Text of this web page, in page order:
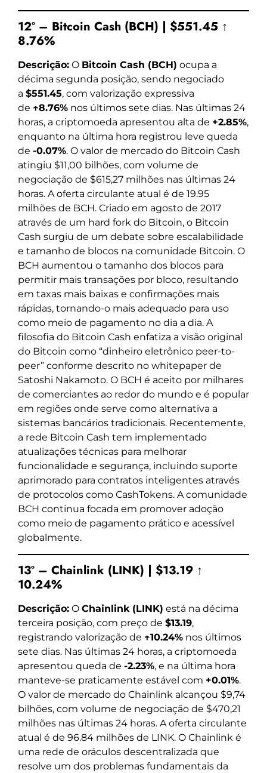
12º – Bitcoin Cash (BCH) | $551.45 ↑
8.76%
Descrição: O Bitcoin Cash (BCH) ocupa a
décima segunda posição, sendo negociado
a $551.45, com valorização expressiva
de ↑8.76% nos últimos sete dias. Nas últimas 24
horas, a criptomoeda apresentou alta de +2.85%,
enquanto na última hora registrou leve queda
de -0.07%. O valor de mercado do Bitcoin Cash
atingiu $11,00 bilhões, com volume de
negociação de $615,27 milhões nas últimas 24
horas. A oferta circulante atual é de 19.95
milhões de BCH. Criado em agosto de 2017
através de um hard fork do Bitcoin, o Bitcoin
Cash surgiu de um debate sobre escalabilidade
e tamanho de blocos na comunidade Bitcoin. O
BCH aumentou o tamanho dos blocos para
permitir mais transações por bloco, resultando
em taxas mais baixas e confirmações mais
rápidas, tornando-o mais adequado para uso
como meio de pagamento no dia a dia. A
filosofia do Bitcoin Cash enfatiza a visão original
do Bitcoin como “dinheiro eletrônico peer-to-
peer” conforme descrito no whitepaper de
Satoshi Nakamoto. O BCH é aceito por milhares
de comerciantes ao redor do mundo e é popular
em regiões onde serve como alternativa a
sistemas bancários tradicionais. Recentemente,
a rede Bitcoin Cash tem implementado
atualizações técnicas para melhorar
funcionalidade e segurança, incluindo suporte
aprimorado para contratos inteligentes através
de protocolos como CashTokens. A comunidade
BCH continua focada em promover adoção
como meio de pagamento prático e acessível
globalmente.
13º – Chainlink (LINK) | $13.19 ↑
10.24%
Descrição: O Chainlink (LINK) está na décima
terceira posição, com preço de $13.19,
registrando valorização de ↑10.24% nos últimos
sete dias. Nas últimas 24 horas, a criptomoeda
apresentou queda de -2.23%, e na última hora
manteve-se praticamente estável com +0.01%.
O valor de mercado do Chainlink alcançou $9,74
bilhões, com volume de negociação de $470,21
milhões nas últimas 24 horas. A oferta circulante
atual é de 96.84 milhões de LINK. O Chainlink é
uma rede de oráculos descentralizada que
resolve um dos problemas fundamentais da